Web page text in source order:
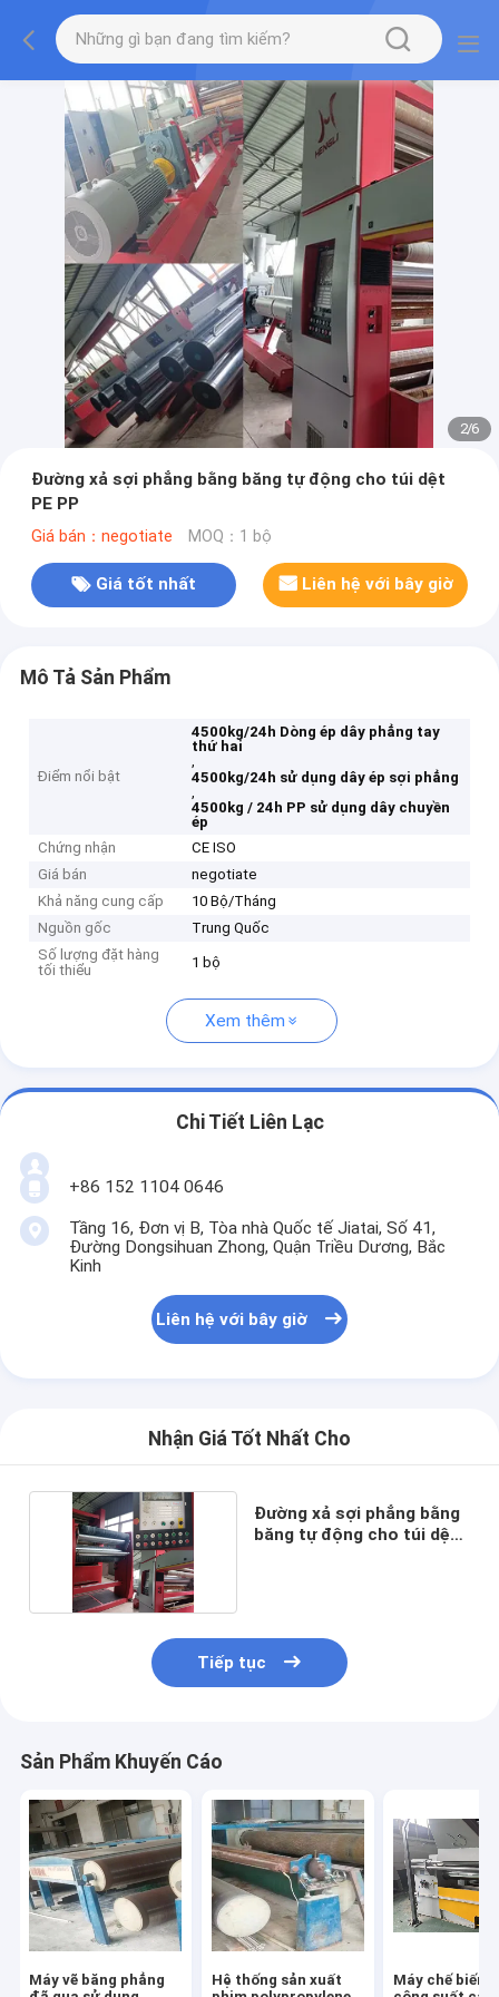
2/6
Đường xả sợi phẳng bằng băng tự động cho túi dệt
PE PP
Giá bán：negotiate MOQ：1 bộ
Giá tốt nhất Liên hệ với bây giờ
Mô Tả Sản Phẩm
Điểm nổi bật
4500kg/24h Dòng ép dây phẳng tay
thứ hai
,
4500kg/24h sử dụng dây ép sợi phẳng
,
4500kg / 24h PP sử dụng dây chuyền
ép
Chứng nhận
CE ISO
Giá bán
negotiate
Khả năng cung cấp
10 Bộ/Tháng
Nguồn gốc
Trung Quốc
Số lượng đặt hàng
tối thiểu
1 bộ
Xem thêm
Chi Tiết Liên Lạc
+86 152 1104 0646
Tầng 16, Đơn vị B, Tòa nhà Quốc tế Jiatai, Số 41,
Đường Dongsihuan Zhong, Quận Triều Dương, Bắc
Kinh
Liên hệ với bây giờ
Nhận Giá Tốt Nhất Cho
Đường xả sợi phẳng bằng
băng tự động cho túi dệt
Tiếp tục
Sản Phẩm Khuyến Cáo
Máy vẽ băng phẳng
Hệ thống sản xuất
Máy chế biến